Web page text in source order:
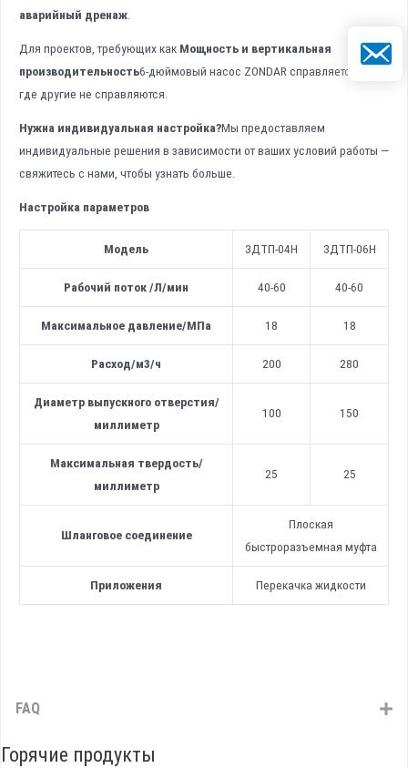
аварийный дренаж
Для проектов, требующих как Мощность и вертикальная
производительность6-дюймовый насос ZONDAR справляется там,
где другие не справляются.
Нужна индивидуальная настройка?Мы предоставляем
индивидуальные решения в зависимости от ваших условий работы —
свяжитесь с нами, чтобы узнать больше.
Настройка параметров
Модель ЗДТП-04Н ЗДТП-06Н
Рабочий поток/Л/мин 40-60 40-60
Максимальное давление/МПа 18 18
Расход/м3/ч 200 280
Диаметр выпускного отверстия/
миллиметр
100 150
Максимальная твердость/
миллиметр
25 25
Шланговое соединение
Плоская
быстроразъемная муфта
Приложения Перекачка жидкости
FAQ
Горячие продукты